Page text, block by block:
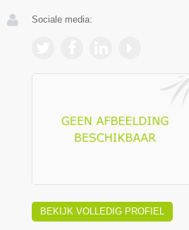
Sociale media:
BEKIJK VOLLEDIG PROFIEL